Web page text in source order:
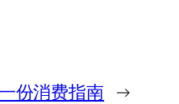
份消费指南 →